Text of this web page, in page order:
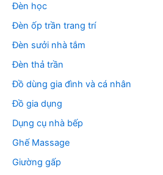
Đèn học
Đèn ốp trần trang trí
Đèn sưởi nhà tắm
Đèn thả trần
Đồ dùng gia đình và cá nhân
Đồ gia dụng
Dụng cụ nhà bếp
Ghế Massage
Giường gấp